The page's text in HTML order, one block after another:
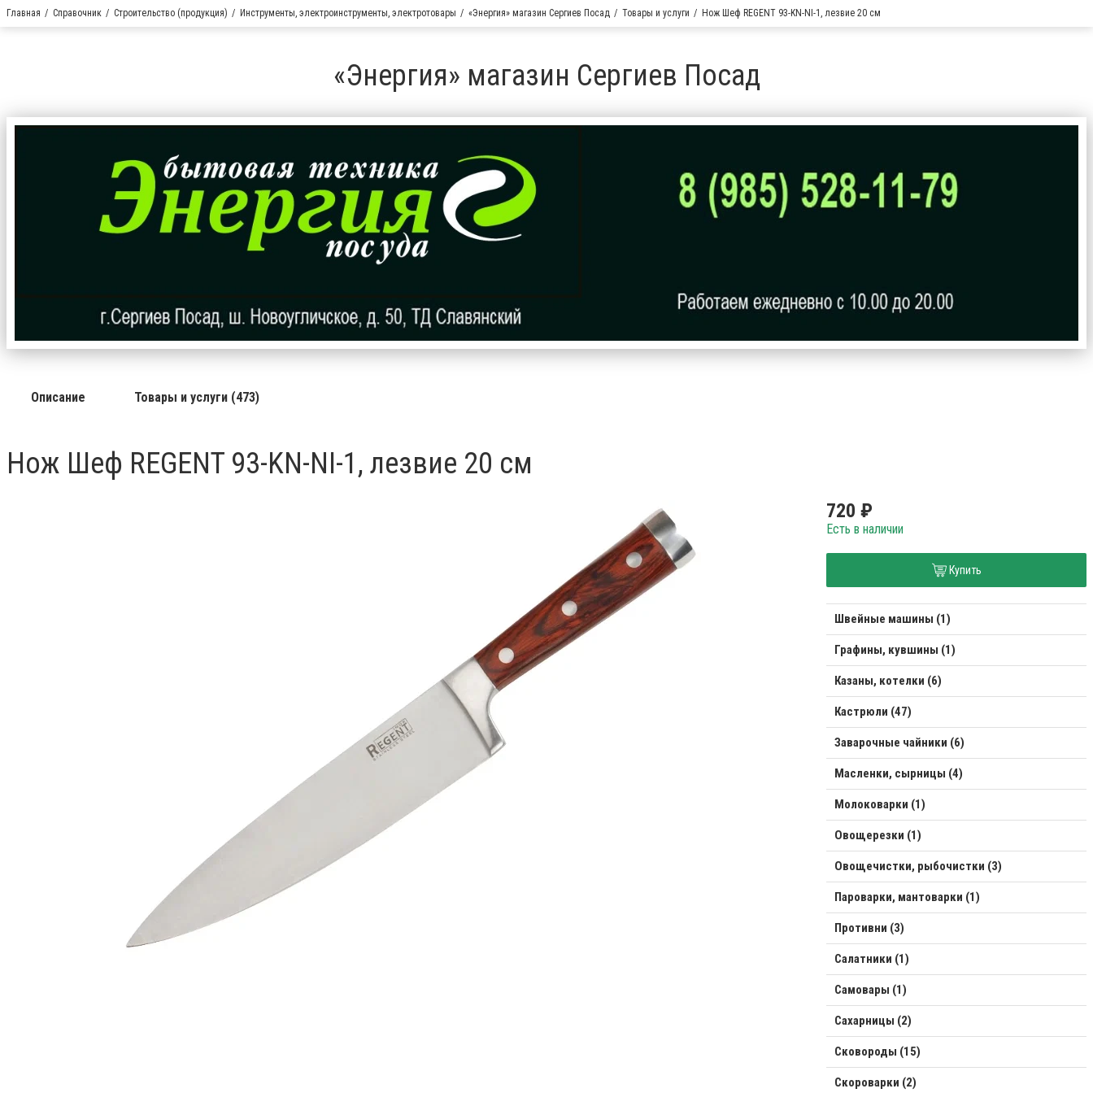
Главная Справочник Строительство (продукция) Инструменты, электроинструменты, электротовары «Энергия» магазин Сергиев Посад Товары и услуги Нож Шеф REGENT 93-KN-NI-1, лезвие 20 см
«Энергия» магазин Сергиев Посад
Описание Товары и услуги (473)
Нож Шеф REGENT 93-KN-NI-1, лезвие 20 см
720 ₽
Есть в наличии
Купить
Швейные машины (1)
Графины, кувшины (1)
Казаны, котелки (6)
Кастрюли (47)
Заварочные чайники (6)
Масленки, сырницы (4)
Молоковарки (1)
Овощерезки (1)
Овощечистки, рыбочистки (3)
Пароварки, мантоварки (1)
Противни (3)
Салатники (1)
Самовары (1)
Сахарницы (2)
Сковороды (15)
Скороварки (2)